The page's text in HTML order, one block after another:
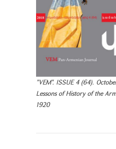
"VEM". ISSUE 4 (64).
Lessons of History of the
1920